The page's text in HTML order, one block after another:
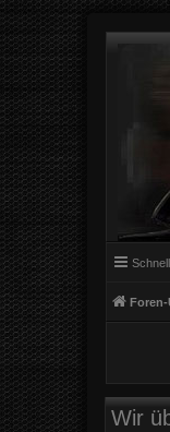
Wir